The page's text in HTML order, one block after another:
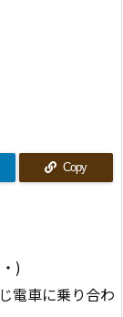
Copy
)
電車に乗り合わ